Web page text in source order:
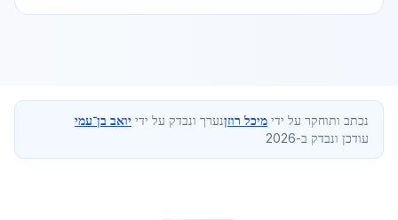
נכתב ותוחקר על ידי מיכל רוזןנערך ונבדק על ידי יואב בן־עמי
עודכן ונבדק ב-2026